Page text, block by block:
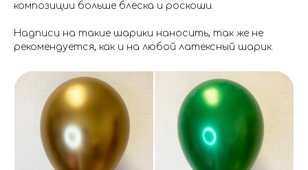
композиции больше блеска и роскоши.
Надписи на такие шарики наносить, так же не
рекомендуется, как и на любой латексный шарик.